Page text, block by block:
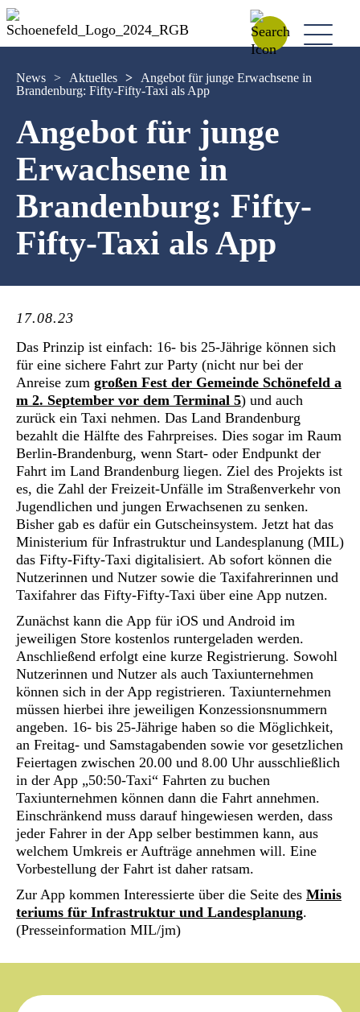
News > Aktuelles >
Angebot für junge Erwachsene in
Brandenburg: Fifty-Fifty-Taxi als App
Angebot für junge
Erwachsene in
Brandenburg: Fifty-
Fifty-Taxi als App
17.08.23
Das Prinzip ist einfach: 16- bis 25-Jährige können sich
für eine sichere Fahrt zur Party (nicht nur bei der
Anreise zum großen Fest der Gemeinde Schönefeld a
m 2. September vor dem Terminal 5) und auch
zurück ein Taxi nehmen. Das Land Brandenburg
bezahlt die Hälfte des Fahrpreises. Dies sogar im Raum
Berlin-Brandenburg, wenn Start- oder Endpunkt der
Fahrt im Land Brandenburg liegen. Ziel des Projekts ist
es, die Zahl der Freizeit-Unfälle im Straßenverkehr von
Jugendlichen und jungen Erwachsenen zu senken.
Bisher gab es dafür ein Gutscheinsystem. Jetzt hat das
Ministerium für Infrastruktur und Landesplanung (MIL)
das Fifty-Fifty-Taxi digitalisiert. Ab sofort können die
Nutzerinnen und Nutzer sowie die Taxifahrerinnen und
Taxifahrer das Fifty-Fifty-Taxi über eine App nutzen.
Zunächst kann die App für iOS und Android im
jeweiligen Store kostenlos runtergeladen werden.
Anschließend erfolgt eine kurze Registrierung. Sowohl
Nutzerinnen und Nutzer als auch Taxiunternehmen
können sich in der App registrieren. Taxiunternehmen
müssen hierbei ihre jeweiligen Konzessionsnummern
angeben. 16- bis 25-Jährige haben so die Möglichkeit,
an Freitag- und Samstagabenden sowie vor gesetzlichen
Feiertagen zwischen 20.00 und 8.00 Uhr ausschließlich
in der App „50:50-Taxi“ Fahrten zu buchen
Taxiunternehmen können dann die Fahrt annehmen.
Einschränkend muss darauf hingewiesen werden, dass
jeder Fahrer in der App selber bestimmen kann, aus
welchem Umkreis er Aufträge annehmen will. Eine
Vorbestellung der Fahrt ist daher ratsam.
Zur App kommen Interessierte über die Seite des Minis
teriums für Infrastruktur und Landesplanung.
(Presseinformation MIL/jm)
Suche